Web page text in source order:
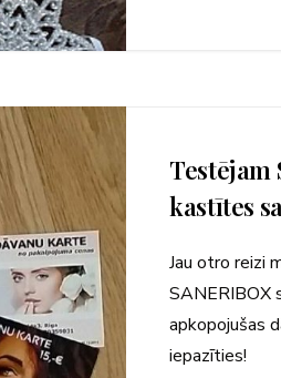
Testējam
kastītes
Jau otro reizi
SANERIBOX
apkopojušas
iepazīties!